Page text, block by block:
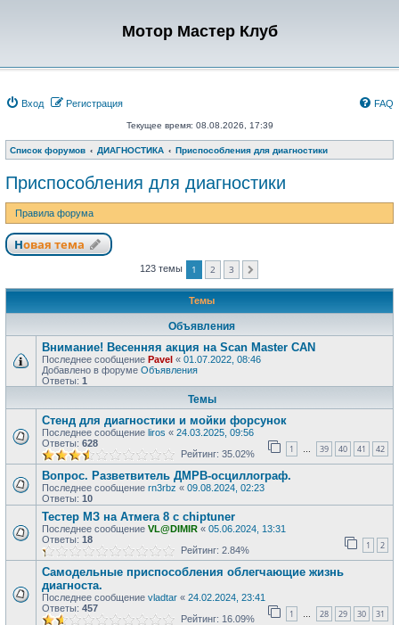
Мотор Мастер Клуб
Вход Регистрация FAQ
Текущее время: 08.08.2026, 17:39
Список форумов ДИАГНОСТИКА Приспособления для диагностики
Приспособления для диагностики
Правила форума
Новая тема
123 темы 1 2 3
Темы
Объявления
Внимание! Весенняя акция на Scan Master CAN
Последнее сообщение Pavel « 01.07.2022, 08:46
Добавлено в форуме Объявления
Ответы: 1
Темы
Стенд для диагностики и мойки форсунок
Последнее сообщение liros « 24.03.2025, 09:56
Ответы: 628 1 … 39 40 41 42
Рейтинг: 35.02%
Вопрос. Разветвитель ДМРВ-осциллограф.
Последнее сообщение rn3rbz « 09.08.2024, 02:23
Ответы: 10
Тестер МЗ на Атмега 8 с chiptuner
Последнее сообщение VL@DIMIR « 05.06.2024, 13:31
Ответы: 18 1 2
Рейтинг: 2.84%
Самодельные приспособления облегчающие жизнь
диагноста.
Последнее сообщение vladtar « 24.02.2024, 23:41
Ответы: 457 1 … 28 29 30 31
Рейтинг: 16.09%